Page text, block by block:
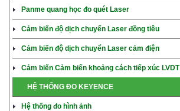
Panme quang học đo quét Laser
Cảm biến độ dịch chuyển Laser đồng tiêu
Cảm biến độ dịch chuyển Laser cảm điện
Cảm biến Cảm biến khoảng cách tiếp xúc LVDT
HỆ THỐNG ĐO KEYENCE
Hệ thống đo hình ảnh